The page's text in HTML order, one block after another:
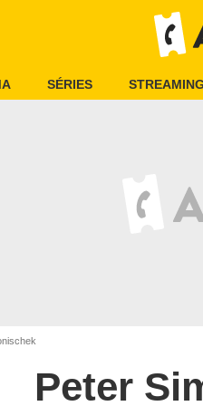
SÉRIES STREAMING
Peter